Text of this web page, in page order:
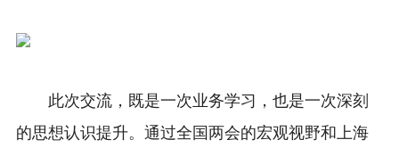
此次交流，既是一次业务学习，也是一次深刻
的思想认识提升。通过全国两会的宏观视野和上海